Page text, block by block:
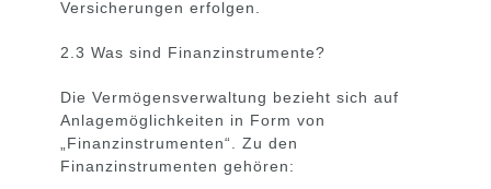
Versicherungen erfolgen.
2.3 Was sind Finanzinstrumente?
Die Vermögensverwaltung bezieht sich auf
Anlagemöglichkeiten in Form von
„Finanzinstrumenten“. Zu den
Finanzinstrumenten gehören: